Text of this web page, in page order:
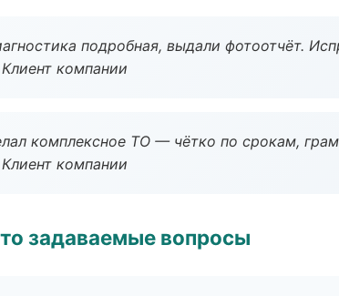
подробная, выдали фотоотчёт.
компании
комплексное ТО — чётко по срокам,
компании
задаваемые вопросы